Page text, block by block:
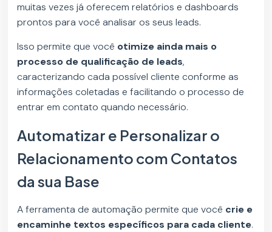
muitas vezes já oferecem relatórios e dashboards
prontos para você analisar os seus leads.
Isso permite que você otimize ainda mais o
processo de qualificação de leads,
caracterizando cada possível cliente conforme as
informações coletadas e facilitando o processo de
entrar em contato quando necessário.
Automatizar e Personalizar o
Relacionamento com Contatos
da sua Base
A ferramenta de automação permite que você crie e
encaminhe textos específicos para cada cliente.